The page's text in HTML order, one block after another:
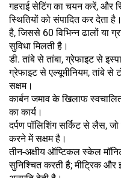
गहराई सेटिंग का चयन करें, और
स्थितियों को संपादित कर देता
है, जिससे 60 विभिन्न ढालों या
सुविधा मिलती है।
डी. तांबे से तांबा, ग्रेफाइट से
ग्रेफाइट से एल्यूमीनियम, तांबे
सक्षम।
कार्बन जमाव के खिलाफ
का कार्य।
दर्पण पॉलिशिंग सर्किट से लैस, जो
करने में सक्षम है।
तीन-अक्षीय ऑप्टिकल स्केल
सुनिश्चित करती है; मीट्रिक और